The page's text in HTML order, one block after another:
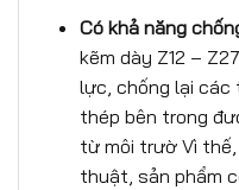
Có khảnăng chố
kẽm dày Z12 –
lực, chống lại các
thép bên trong
từ môi trườ Vì
thuật, sản phẩm